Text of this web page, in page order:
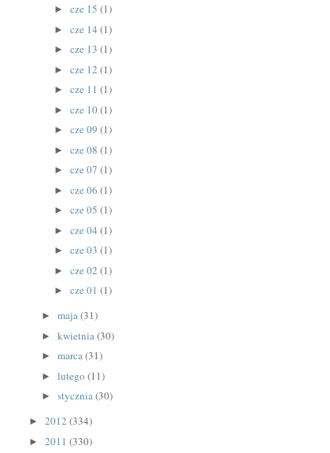
► cze 15 (1)
► cze 14 (1)
► cze 13 (1)
► cze 12 (1)
► cze 11 (1)
► cze 10(1)
► cze 09 (1)
► cze 08 (1)
► cze 07 (1)
► cze 06 (1)
► cze 05 (1)
► cze 04 (1)
► cze 03 (1)
► cze 02 (1)
► cze 01 (1)
►maja(31)
►kwietnia(30)
►marca(31)
►lutego(11)
►stycznia(30)
►2012(334)
►2011(330)